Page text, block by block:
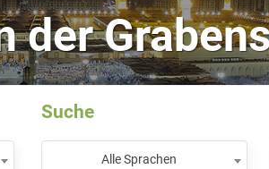
der
Suche
Alle Sprachen